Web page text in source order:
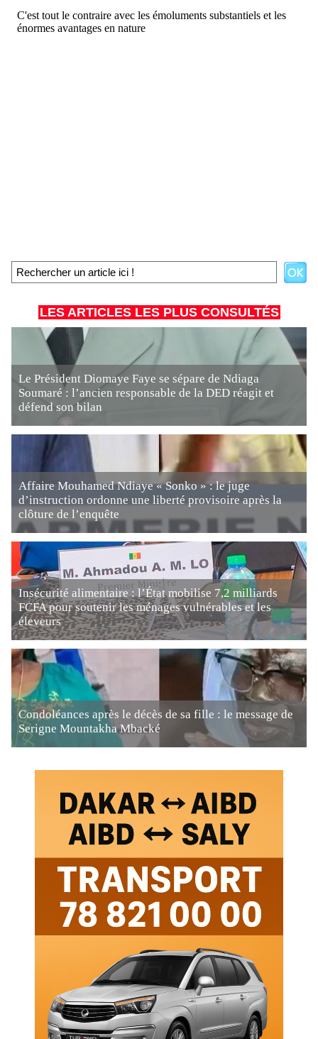
LES ARTICLES LES PLUS CONSULTÉS
Le Président Diomaye Faye se sépare de Ndiaga
Soumaré : l’ancien responsable de la DED réagit et
défend son bilan
Affaire Mouhamed Ndiaye « Sonko » : le juge
d’instruction ordonne une liberté provisoire après la
clôture de l’enquête
Insécurité alimentaire : l’État mobilise 7,2 milliards
FCFA pour soutenir les ménages vulnérables et les
éleveurs
Condoléances après le décès de sa fille : le message de
Serigne Mountakha Mbacké